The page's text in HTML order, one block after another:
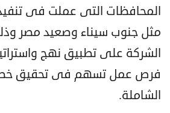
المحافظات التى عملت فى
مثل جنوب سيناء وصعيد مصر
الشركة على تطبيق نهج
فرص عمل تسهم فى تحقيق خطة
الشاملة.